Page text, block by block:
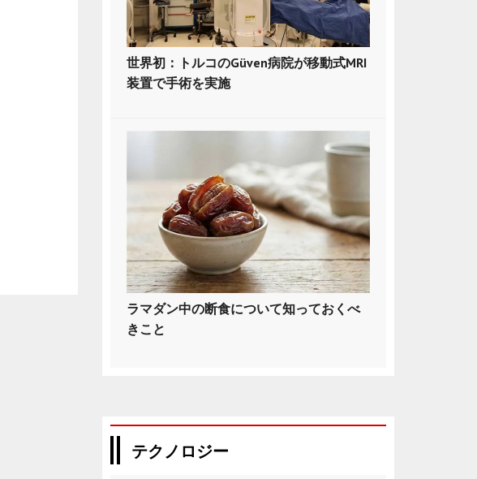
世界初：トルコのGüven病院が移動式MRI
装置で手術を実施
ラマダン中の断食について知っておくべ
きこと
テクノロジー